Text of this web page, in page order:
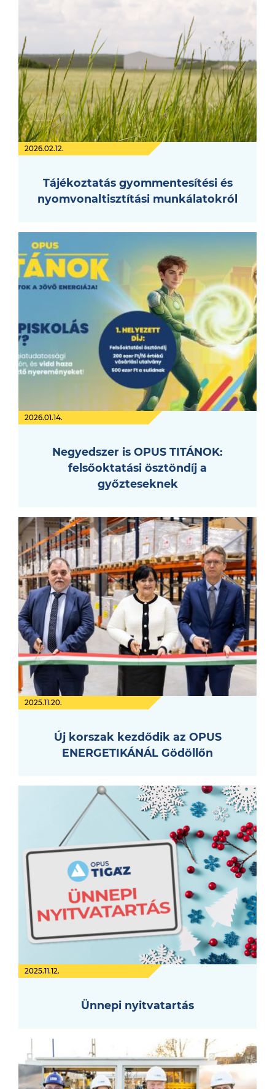
2026.02.12.
Tájékoztatás gyommentesítési és
nyomvonaltisztítási munkálatokról
2026.01.14.
Negyedszer is OPUS TITÁNOK:
felsőoktatási ösztöndíj a
győzteseknek
2025.11.20.
Új korszak kezdődik az OPUS
ENERGETIKÁNÁL Gödöllőn
2025.11.12.
Ünnepi nyitvatartás